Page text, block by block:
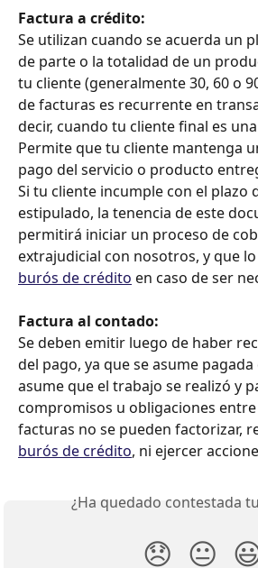
Factura a crédito:
Se utilizan cuando se acuerda un
de parte o la totalidad de un
tu cliente (generalmente 30, 60 o
de facturas es recurrente en
decir, cuando tu cliente final es
Permite que tu cliente mantenga
pago del servicio o producto
Si tu cliente incumple con el plazo
estipulado, la tenencia de este
permitirá iniciar un proceso de
extrajudicial con nosotros, y que
burós de crédito en caso de ser
Factura al contado:
Se deben emitir luego de haber
del pago, ya que se asume pagada
asume que el trabajo se realizó y
compromisos u obligaciones entre
facturas no se pueden factorizar,
burós de crédito, ni ejercer
¿Ha quedado contestada
😞 😐